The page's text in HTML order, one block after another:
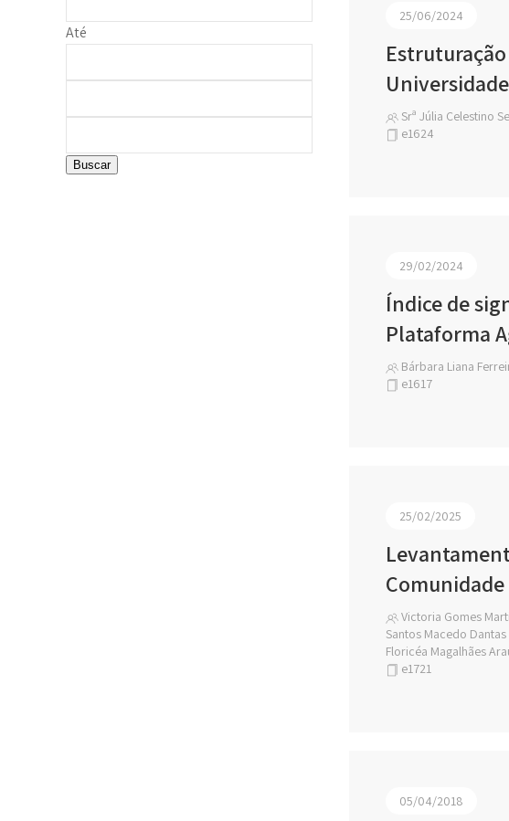
Até
Buscar
25/06/2024
Srª Júlia Celestino
e1624
29/02/2024
Índice de
Plataforma
Bárbara Liana
e1617
25/02/2025
Victoria Gomes
Santos Macedo
Floricéa Magalhães
e1721
05/04/2018